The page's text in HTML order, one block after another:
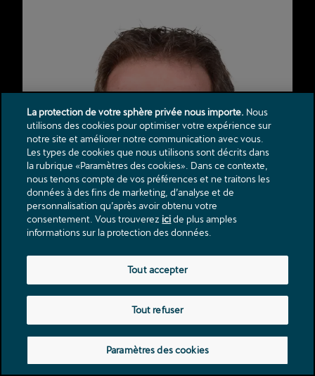
La protection de votre sphère privée nous importe. Nous
utilisons des cookies pour optimiser votre expérience sur
notre site et améliorer notre communication avec vous.
Les types de cookies que nous utilisons sont décrits dans
la rubrique «Paramètres des cookies». Dans ce contexte,
nous tenons compte de vos préférences et ne traitons les
données à des fins de marketing, d’analyse et de
personnalisation qu’après avoir obtenu votre
consentement. Vous trouverezicide plus amples
informations sur la protection des données.
Paramètres des cookies
Tout refuser
Tout accepter